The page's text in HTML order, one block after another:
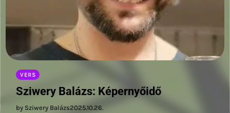
VERS
Sziwery Balázs: Képernyőidő
by Sziwery Balázs2025.10.26.